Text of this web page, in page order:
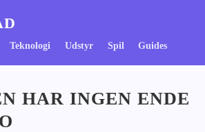
Teknologi Udstyr Spil Guides
HAR INGEN ENDE